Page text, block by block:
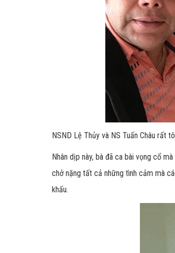
NSND Lệ Thủy và NS Tuấn Châu rất
Nhân dịp này, bà đã ca bài vọng cổ
chở nặng tất cả những tình cảm mà
khấu.